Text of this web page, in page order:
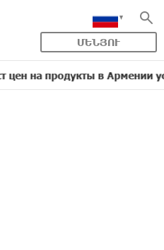
ՄԵՆՅՈՒ
продукты в Армении